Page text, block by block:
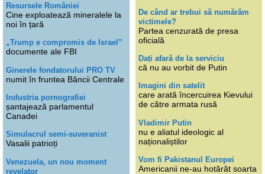
Resursele României
Cine exploatează mineralele la
noi în țară
„Trump e compromis de Israel”
documente ale FBI
Ginerele fondatorului PRO TV
numit în fruntea Băncii Centrale
Industria pornografiei
șantajează parlamentul
Canadei
Simulacrul semi-suveranist
Vasalii patrioți
Venezuela, un nou moment
revelator
De când ar trebui să numărăm
victimele?
Partea cenzurată de presa
oficială
Dați afară de la serviciu
că nu au vorbit de Putin
Imagini din satelit
care arată încercuirea Kievului
de către armata rusă
Vladimir Putin
nu e aliatul ideologic al
naționaliștilor
Vom fi Pakistanul Europei
Americanii ne-au hotărât soarta